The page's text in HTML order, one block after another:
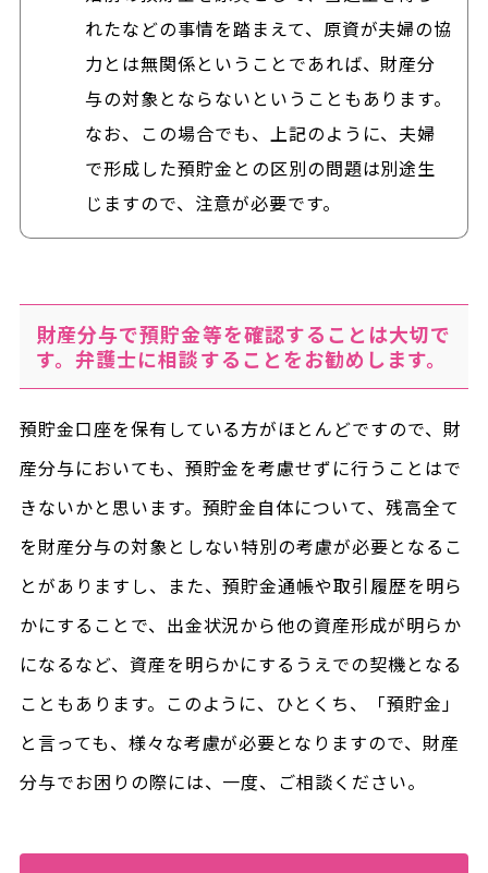
れたなどの事情を踏まえて、原資が夫婦の協
力とは無関係ということであれば、財産分
与の対象とならないということもあります。
なお、この場合でも、上記のように、夫婦
で形成した預貯金との区別の問題は別途生
じますので、注意が必要です。
財産分与で預貯金等を確認することは大切で
す。弁護士に相談することをお勧めします。
預貯金口座を保有している方がほとんどですので、財
産分与においても、預貯金を考慮せずに行うことはで
きないかと思います。預貯金自体について、残高全て
を財産分与の対象としない特別の考慮が必要となるこ
とがありますし、また、預貯金通帳や取引履歴を明ら
かにすることで、出金状況から他の資産形成が明らか
になるなど、資産を明らかにするうえでの契機となる
こともあります。このように、ひとくち、「預貯金」
と言っても、様々な考慮が必要となりますので、財産
分与でお困りの際には、一度、ご相談ください。